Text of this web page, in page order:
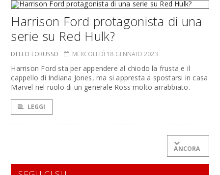
Harrison Ford protagonista di una
serie su Red Hulk?
DI LEO LORUSSO MERCOLEDÌ 18 GENNAIO 2023
Harrison Ford sta per appendere al chiodo la frusta e il
cappello di Indiana Jones, ma si appresta a spostarsi in casa
Marvel nel ruolo di un generale Ross molto arrabbiato.
LEGGI
ANCORA